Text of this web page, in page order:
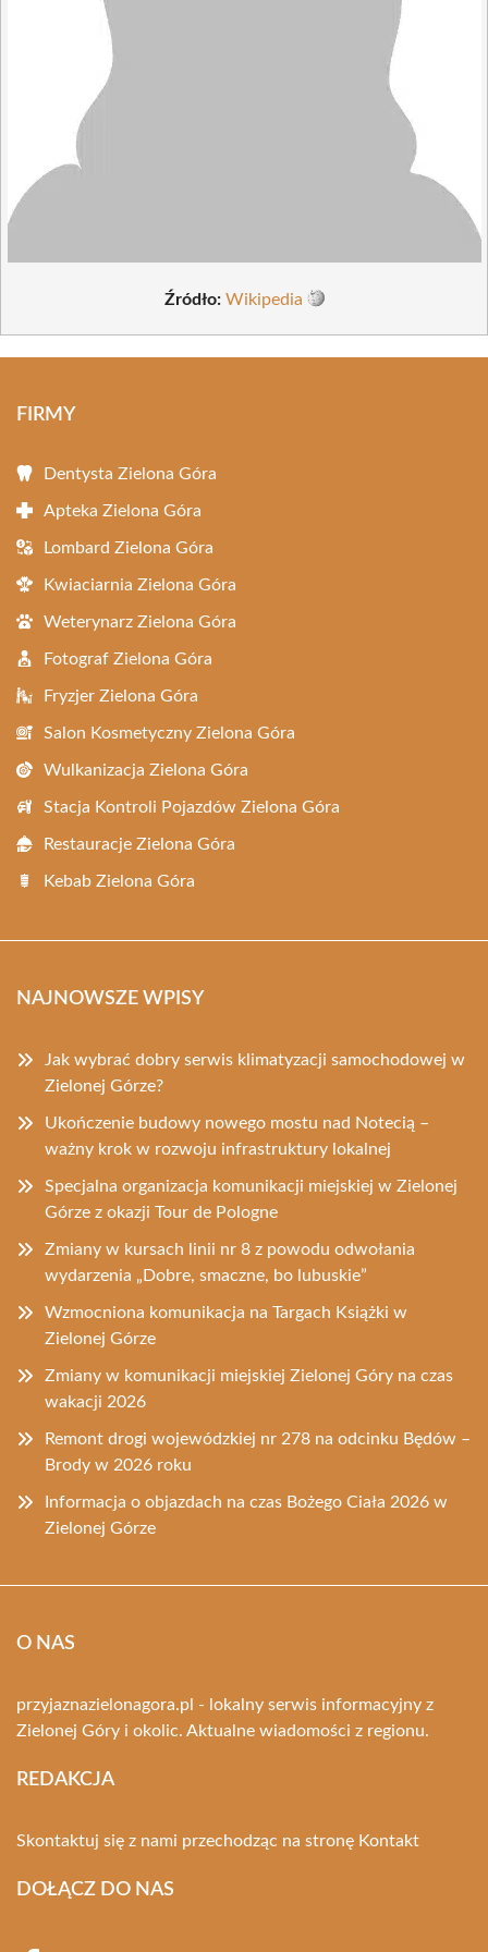
Źródło: Wikipedia
FIRMY
Dentysta Zielona Góra
Apteka Zielona Góra
Lombard Zielona Góra
Kwiaciarnia Zielona Góra
Weterynarz Zielona Góra
Fotograf Zielona Góra
Fryzjer Zielona Góra
Salon Kosmetyczny Zielona Góra
Wulkanizacja Zielona Góra
Stacja Kontroli Pojazdów Zielona Góra
Restauracje Zielona Góra
Kebab Zielona Góra
NAJNOWSZE WPISY
Jak wybrać dobry serwis klimatyzacji samochodowej w
Zielonej Górze?
Ukończenie budowy nowego mostu nad Notecią –
ważny krok w rozwoju infrastruktury lokalnej
Specjalna organizacja komunikacji miejskiej w Zielonej
Górze z okazji Tour de Pologne
Zmiany w kursach linii nr 8 z powodu odwołania
wydarzenia „Dobre, smaczne, bo lubuskie”
Wzmocniona komunikacja na Targach Książki w
Zielonej Górze
Zmiany w komunikacji miejskiej Zielonej Góry na czas
wakacji 2026
Remont drogi wojewódzkiej nr 278 na odcinku Będów –
Brody w 2026 roku
Informacja o objazdach na czas Bożego Ciała 2026 w
Zielonej Górze
O NAS
przyjaznazielonagora.pl - lokalny serwis informacyjny z
Zielonej Góry i okolic. Aktualne wiadomości z regionu.
REDAKCJA
Skontaktuj się z nami przechodząc na stronę Kontakt
DOŁĄCZ DO NAS